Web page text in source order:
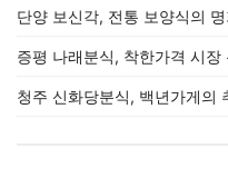
단양 보신각, 전통 보양식의
증평 나래분식, 착한가격 시장
청주 신화당분식, 백년가게의